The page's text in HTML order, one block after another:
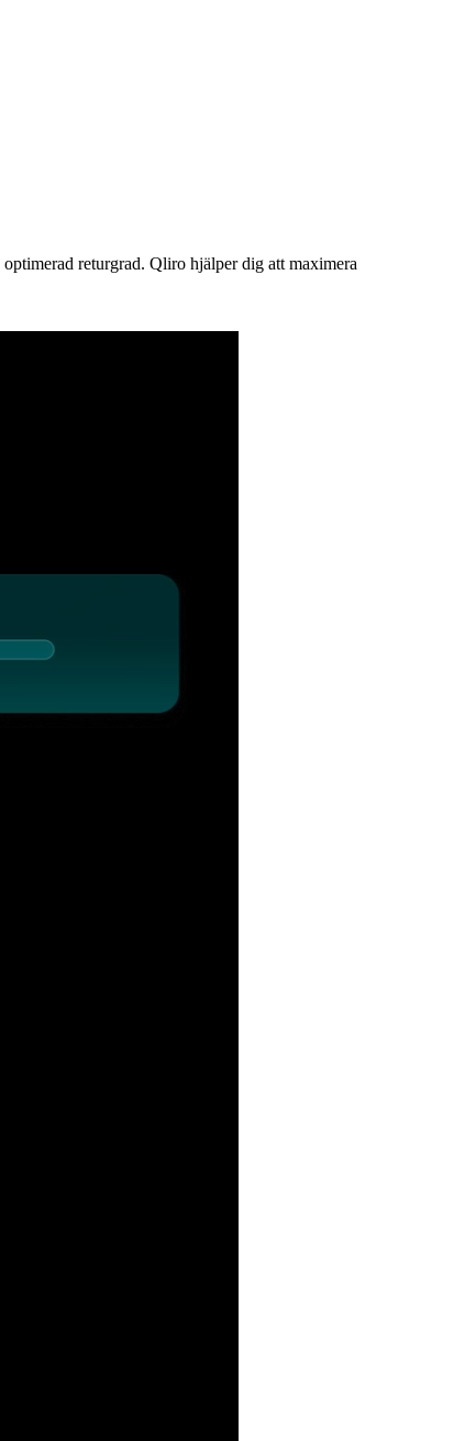
optimerad returgrad. Qliro hjälper dig att maximera